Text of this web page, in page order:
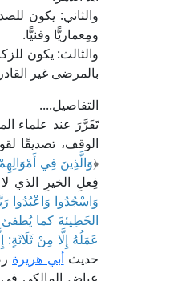
والثاني: يكون
ومِعماريًّا وفنيًّا.
والثالث: يكون
بالمرضى غير
التفاصيل....
تَقَرَّرَ عند علماء
الوقف، تصديقًا
﴿وَالَّذِينَ فِي
فِعلِ الخيرِ الذي
وَاسْجُدُوا وَاعْبُدُوا
الخَطِيئةَ كما يُطفئ
عَمَلُهُ إِلَّا مِنْ
حديثأبي هريرة